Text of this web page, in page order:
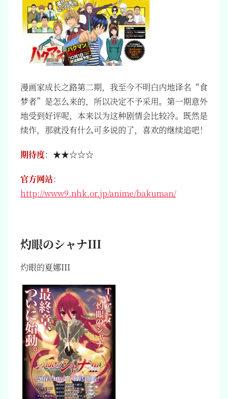
漫画家成长之路第二期，我至今不明白内地译名“食
梦者”是怎么来的，所以决定不予采用。第一期意外
地受到好评呢，本来以为这种剧情会比较冷。既然是
续作，那就没有什么可多说的了，喜欢的继续追吧！
期待度：★★☆☆☆
官方网站：
http://www9.nhk.or.jp/anime/bakuman/
灼眼のシャナIII
灼眼的夏娜III